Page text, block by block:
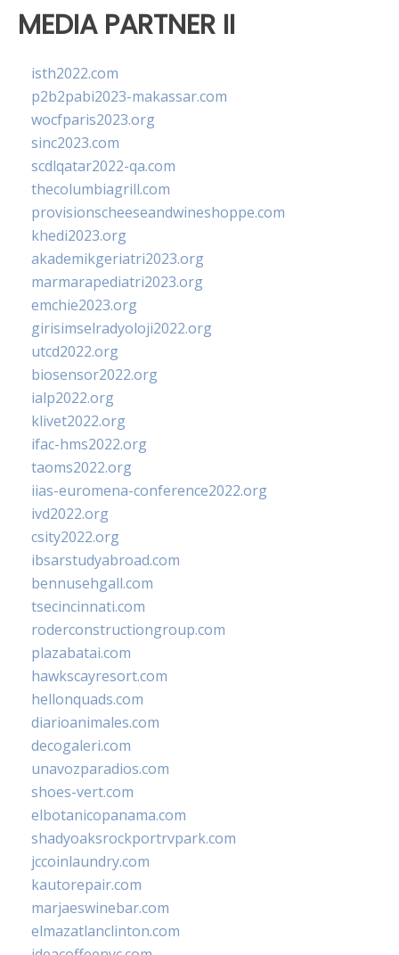
MEDIA PARTNER II
isth2022.com
p2b2pabi2023-makassar.com
wocfparis2023.org
sinc2023.com
scdlqatar2022-qa.com
thecolumbiagrill.com
provisionscheeseandwineshoppe.com
khedi2023.org
akademikgeriatri2023.org
marmarapediatri2023.org
emchie2023.org
girisimselradyoloji2022.org
utcd2022.org
biosensor2022.org
ialp2022.org
klivet2022.org
ifac-hms2022.org
taoms2022.org
iias-euromena-conference2022.org
ivd2022.org
csity2022.org
ibsarstudyabroad.com
bennusehgall.com
tsecincinnati.com
roderconstructiongroup.com
plazabatai.com
hawkscayresort.com
hellonquads.com
diarioanimales.com
decogaleri.com
unavozparadios.com
shoes-vert.com
elbotanicopanama.com
shadyoaksrockportrvpark.com
jccoinlaundry.com
kautorepair.com
marjaeswinebar.com
elmazatlanclinton.com